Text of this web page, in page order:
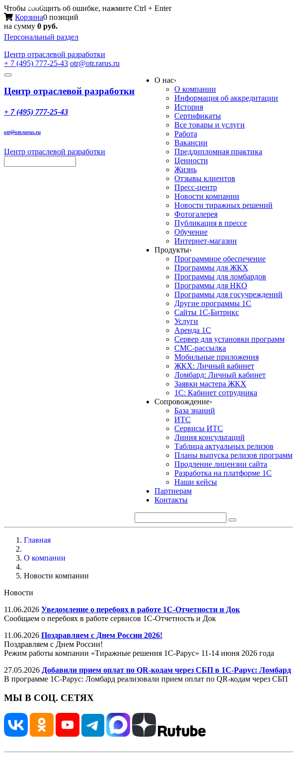
Чтобы сообщить об ошибке, нажмите Ctrl + Enter
Корзина0 позиций
на сумму 0 руб.
Персональный раздел
Центр отраслевой разработки
+ 7 (495) 777-25-43 otr@otr.rarus.ru
Toggle
Меню
Центр отраслевой разработки
+ 7 (495) 777-25-43
otr@otr.rarus.ru
Центр отраслевой разработки
О нас›
О компании
Информация об аккредитации
История
Сертификаты
Все товары и услуги
Работа
Вакансии
Преддипломная практика
Ценности
Жизнь
Отзывы клиентов
Пресс-центр
Новости компании
Новости тиражных решений
Фотогалерея
Публикация в прессе
Обучение
Интернет-магазин
Продукты›
Программное обеспечение
Программы для ЖКХ
Программы для ломбардов
Программы для НКО
Программы для госучреждений
Другие программы 1С
Сайты 1С-Битрикс
Услуги
Аренда 1С
Сервер для установки программ
СМС-рассылка
Мобильные приложения
ЖКХ: Личный кабинет
Ломбард: Личный кабинет
Заявки мастера ЖКХ
1С: Кабинет сотрудника
Сопровождение›
База знаний
ИТС
Сервисы ИТС
Линия консультаций
Таблица актуальных релизов
Планы выпуска релизов программ
Продление лицензии сайта
Разработка на платформе 1С
Наши кейсы
Партнерам
Контакты
Главная
О компании
Новости компании
Новости
11.06.2026 Уведомление о перебоях в работе 1С-Отчетности и Док
Сообщаем о перебоях в работе сервисов 1С-Отчетность и Док
11.06.2026 Поздравляем с Днем России 2026!
Поздравляем с Днем России!
Режим работы компании «Тиражные решения 1С-Рарус» 11-14 июня 2026 года
27.05.2026 Добавили прием оплат по QR-кодам через СБП в 1С-Рарус: Ломбард
В программе 1С-Рарус: Ломбард реализовали прием оплат по QR-кодам через СБП
МЫ В СОЦ. СЕТЯХ